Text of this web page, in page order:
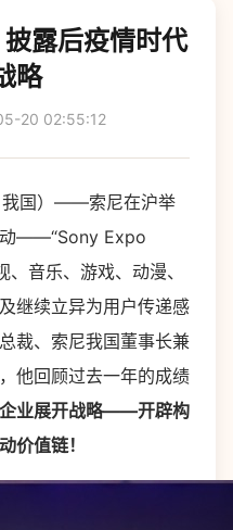
露后疫情时代
略
20 02:55:12
我国）——索尼在沪举
动——“Sony Expo
音乐、游戏、动漫、
继续立异为用户传递感
裁、索尼我国董事长兼
他回顾过去一年的成绩
业展开战略——开辟构
价值链！